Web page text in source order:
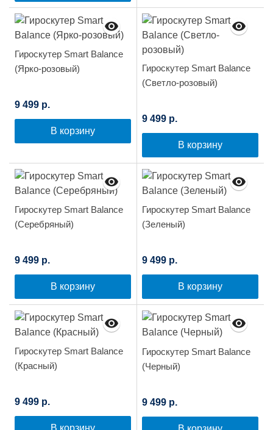
Гироскутер Smart Balance
(Ярко-розовый)
9 499 р.
В корзину
Гироскутер Smart Balance
(Светло-розовый)
9 499 р.
В корзину
Гироскутер Smart Balance
(Серебряный)
9 499 р.
В корзину
Гироскутер Smart Balance
(Зеленый)
9 499 р.
В корзину
Гироскутер Smart Balance
(Красный)
9 499 р.
В корзину
Гироскутер Smart Balance
(Черный)
9 499 р.